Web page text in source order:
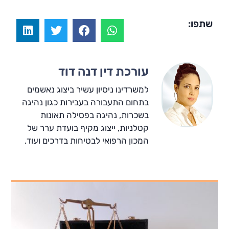
שתפו:
עורכת דין דנה דוד
למשרדינו ניסיון עשיר ביצוג נאשמים
בתחום התעבורה בעבירות כגון נהיגה
בשכרות, נהיגה בפסילה תאונות
קטלניות, ייצוג מקיף בועדת ערר של
המכון הרפואי לבטיחות בדרכים ועוד.